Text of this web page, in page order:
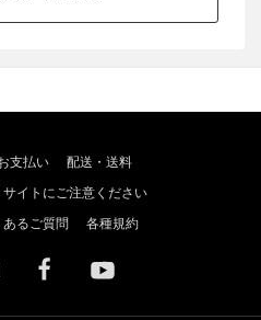
支払い
配送・送料
イトにご注意ください
あるご質問 各種規約